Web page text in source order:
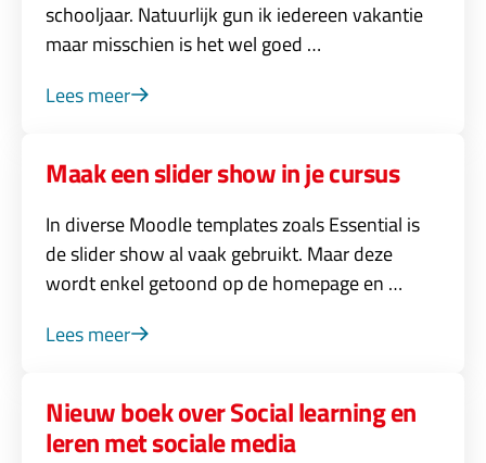
schooljaar. Natuurlijk gun ik iedereen vakantie
maar misschien is het wel goed …
Lees meer
Maak een slider show in je cursus
In diverse Moodle templates zoals Essential is
de slider show al vaak gebruikt. Maar deze
wordt enkel getoond op de homepage en …
Lees meer
Nieuw boek over Social learning en
leren met sociale media